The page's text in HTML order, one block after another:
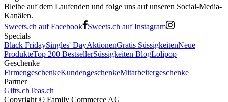
Bleibe auf dem Laufenden und folge uns auf unseren Social-Media-
Kanälen.
Sweets.ch auf Facebook
Sweets.ch auf Instagram
Specials
Black FridaySingles' DayAktionenGratis SüssigkeitenNeue
ProdukteTop 200 BestsellerSüssigkeiten BlogLolipop
Geschenke
FirmengeschenkeKundengeschenkeMitarbeitergeschenke
Partner
Gifts.chTeas.ch
Copyright © Family Commerce AG